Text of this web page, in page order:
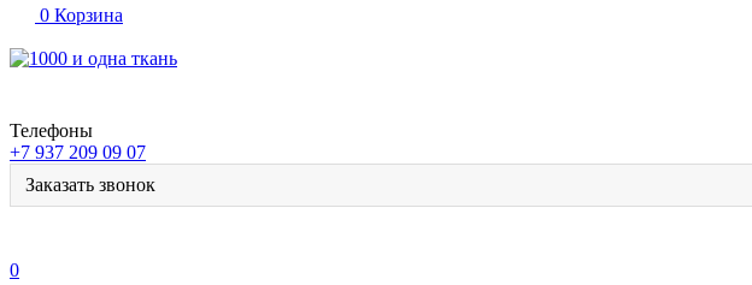
0 Корзина
Телефоны
+7 937 209 09 07
Заказать звонок
0